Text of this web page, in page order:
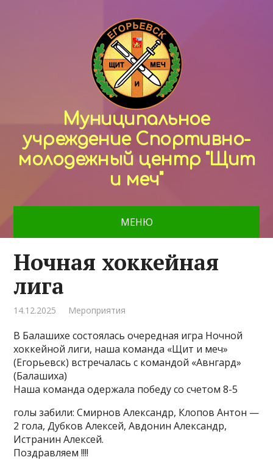
Муниципальное
учреждение Спортивно-
молодежный центр "Щит
и меч"
МЕНЮ
Ночная хоккейная
лига
14.12.2025 Мероприятия
В Балашихе состоялась очередная игра Ночной
хоккейной лиги, наша команда «Щит и меч»
(Егорьевск) встречалась с командой «Авнгард»
(Балашиха)
Наша команда одержала победу со счетом 8-5
голы забили: Смирнов Александр, Клопов Антон —
2 гола, Дубков Алексей, Авдонин Александр,
Истранин Алексей.
Поздравляем !!!!